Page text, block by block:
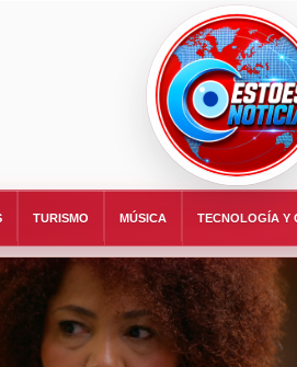
TURISMO MÚSICA TECNOLOGÍA Y